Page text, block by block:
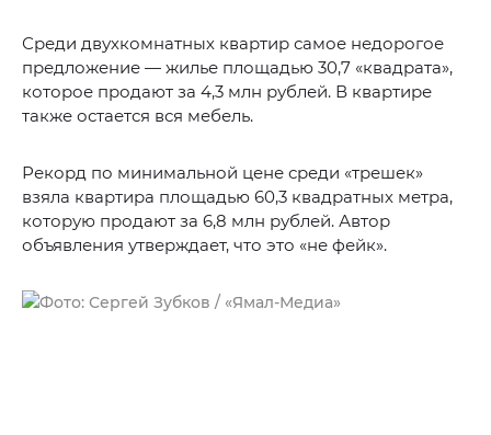
Среди двухкомнатных квартир самое недорогое
предложение — жилье площадью 30,7 «квадрата»,
которое продают за 4,3 млн рублей. В квартире
также остается вся мебель.
Рекорд по минимальной цене среди «трешек»
взяла квартира площадью 60,3 квадратных метра,
которую продают за 6,8 млн рублей. Автор
объявления утверждает, что это «не фейк».